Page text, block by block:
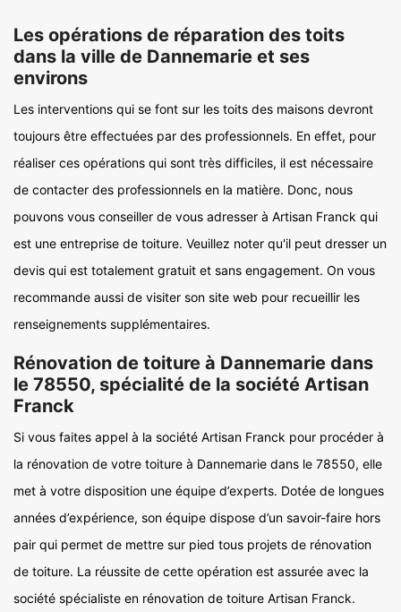
Les opérations de réparation des toits
dans la ville de Dannemarie et ses
environs
Les interventions qui se font sur les toits des maisons devront
toujours être effectuées par des professionnels. En effet, pour
réaliser ces opérations qui sont très difficiles, il est nécessaire
de contacter des professionnels en la matière. Donc, nous
pouvons vous conseiller de vous adresser à Artisan Franck qui
est une entreprise de toiture. Veuillez noter qu'il peut dresser un
devis qui est totalement gratuit et sans engagement. On vous
recommande aussi de visiter son site web pour recueillir les
renseignements supplémentaires.
Rénovation de toiture à Dannemarie dans
le 78550, spécialité de la société Artisan
Franck
Si vous faites appel à la société Artisan Franck pour procéder à
la rénovation de votre toiture à Dannemarie dans le 78550, elle
met à votre disposition une équipe d’experts. Dotée de longues
années d’expérience, son équipe dispose d’un savoir-faire hors
pair qui permet de mettre sur pied tous projets de rénovation
de toiture. La réussite de cette opération est assurée avec la
société spécialiste en rénovation de toiture Artisan Franck.